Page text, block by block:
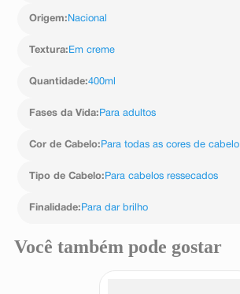
Origem: Nacional
Textura: Em creme
Quantidade:400ml
Fases da Vida: Para adultos
Cor de Cabelo: Para todas as cores de cabelo
Tipo de Cabelo: Para cabelos ressecados
Finalidade: Para dar brilho
Você também pode gostar